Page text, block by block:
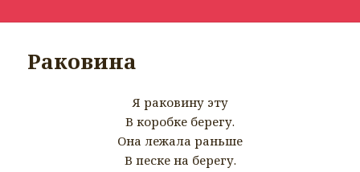
Раковина
Я раковину эту
В коробке берегу.
Она лежала раньше
В песке на берегу.